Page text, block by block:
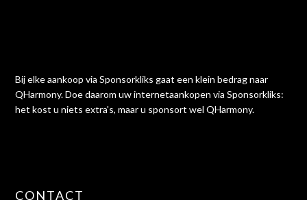
Bij elke aankoop via Sponsorkliks gaat een klein bedrag naar
QHarmony. Doe daarom uw internetaankopen via Sponsorkliks:
het kost u niets extra's, maar u sponsort wel QHarmony.
CONTACT